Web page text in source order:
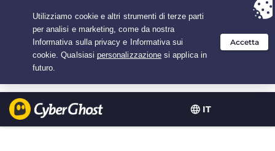
IT
Hai scelto:L'offerta miglioreper 3.3333333333333 anni a $
/mese